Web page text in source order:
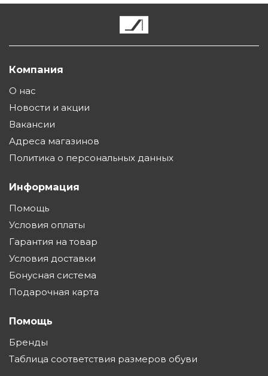
Компания
О нас
Новости и акции
Вакансии
Адреса магазинов
Политика о персональных данных
Информация
Помощь
Условия оплаты
Гарантия на товар
Условия доставки
Бонусная система
Подарочная карта
Помощь
Бренды
Таблица соответствия размеров обуви